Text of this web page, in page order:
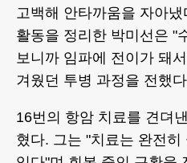
고백해 안타까움을 자아
활동을 정리한 박미선은 "
보니까 임파에 전이가 돼
겨웠던 투병 과정을 전했
16번의 항암 치료를 견뎌
혔다. 그는 "치료는 완전